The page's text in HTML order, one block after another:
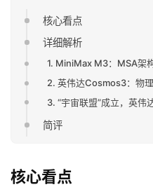
核心看点
详细解析
1. MiniMax M3：MSA架
2. 英伟达Cosmos3：物
3. “宇宙联盟”成立，英伟
简评
核心看点